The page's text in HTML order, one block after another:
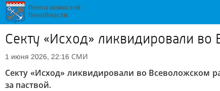
Секту «Исход» ликвидировали
1 июня 2026, 22:16 СМИ
Секту «Исход» ликвидировали во Всеволожском
за паствой.